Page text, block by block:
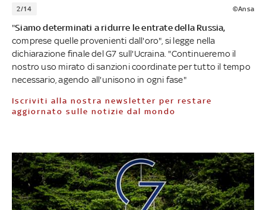
2/14 ©Ansa
"Siamo determinati a ridurre le entrate della Russia,
comprese quelle provenienti dall'oro", si legge nella
dichiarazione finale del G7 sull'Ucraina. "Continueremo il
nostro uso mirato di sanzioni coordinate per tutto il tempo
necessario, agendo all'unisono in ogni fase"
Iscriviti alla nostra newsletter per restare
aggiornato sulle notizie dal mondo